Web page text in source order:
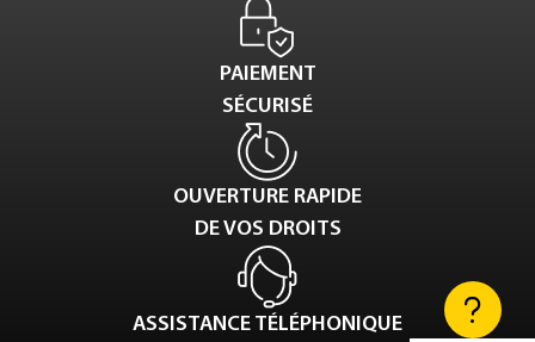
PAIEMENT
SÉCURISÉ
OUVERTURE RAPIDE
DE VOS DROITS
ASSISTANCE TÉLÉPHONIQUE